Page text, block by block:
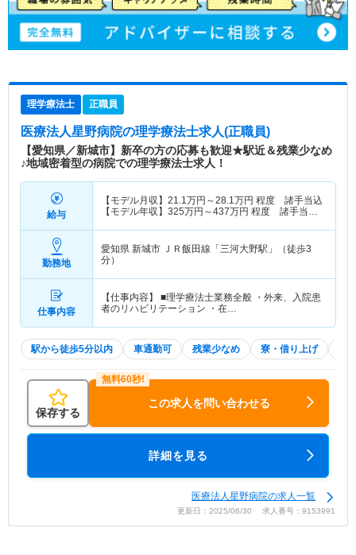
理学療法士 正職員
医療法人星野病院の理学療法士求人(正職員)
【愛知県／新城市】新卒の方の応募も歓迎★駅近＆残業少なめ
♪地域密着型の病院での理学療法士求人！
給与
【モデル月収】 21.1万円～28.1万円 程度 諸手当込
【モデル年収】 325万円～437万円 程度 諸手当・
勤務地
愛知県 新城市 ＪＲ飯田線「三河大野駅」（徒歩3
分）
仕事内容
【仕事内容】 ■理学療法士業務全般 ・外来、入院患
者のリハビリテーション ・在…
駅から徒歩5分以内 車通勤可 残業少なめ 寮・借り上げ
保存する
この求人を問い合わせる
詳細を見る
医療法人星野病院の求人一覧
更新日：2025/06/30 求人番号：9153991